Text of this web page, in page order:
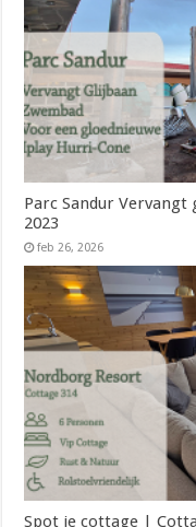
Parc Sandur Vervangt
2023
feb 26, 2026
Spot je cottage |